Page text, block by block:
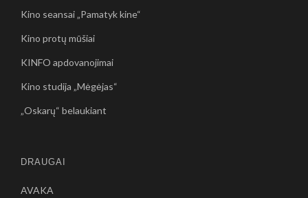
Kino seansai „Pamatyk kine“
Kino protų mūšiai
KINFO apdovanojimai
Kino studija „Mėgėjas“
„Oskarų“ belaukiant
DRAUGAI
AVAKA